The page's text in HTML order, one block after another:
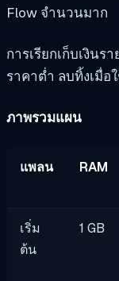
Flow จำนวนมาก
การเรียกเก็บเงินร
ราคาต่ำ ลบทิ้งเมื่อ
ภาพรวมแผน
แพลน RAM
เริ่ม
ต้น
1 GB